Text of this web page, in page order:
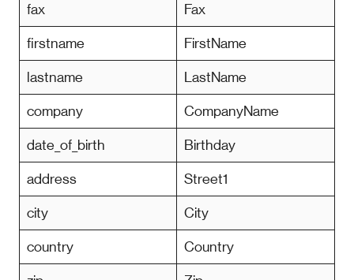
fax Fax
firstname FirstName
lastname LastName
company CompanyName
date_of_birth Birthday
address Street1
city City
country Country